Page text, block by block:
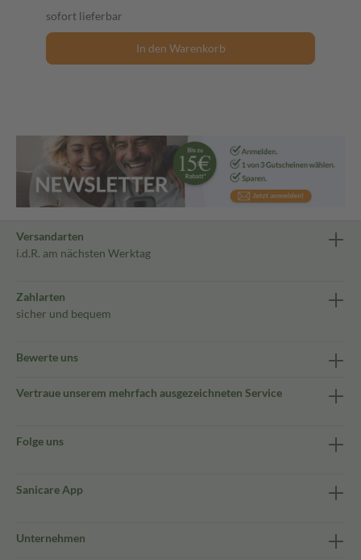
sofort lieferbar
In den Warenkorb
Versandarten
i.d.R. am nächsten Werktag
Zahlarten
sicher und bequem
Bewerte uns
Vertraue unserem mehrfach ausgezeichneten Service
Folge uns
Sanicare App
Unternehmen